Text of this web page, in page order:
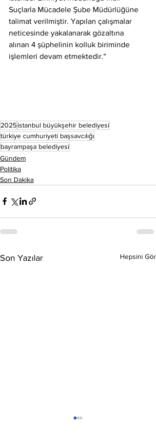
Suçlarla Mücadele Şube Müdürlüğüne
talimat verilmiştir. Yapılan çalışmalar
neticesinde yakalanarak gözaltına
alınan 4 şüphelinin kolluk biriminde
işlemleri devam etmektedir."
2025istanbul büyükşehir belediyesi
türkiye cumhuriyeti başsavcılığı
bayrampaşa belediyesi
Gündem
Politika
Son Dakika
Son Yazılar Hepsini Gör